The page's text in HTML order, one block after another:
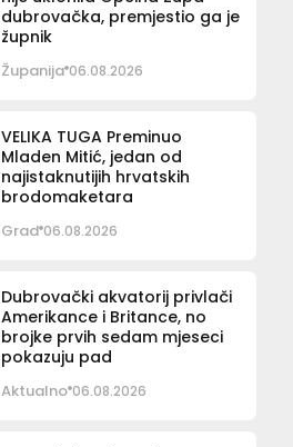
dubrovačka, premjestio ga je
župnik
Županija 06.08.2026
VELIKA TUGA Preminuo
Mladen Mitić, jedan od
najistaknutijih hrvatskih
brodomaketara
Grad 06.08.2026
Dubrovački akvatorij privlači
Amerikance i Britance, no
brojke prvih sedam mjeseci
pokazuju pad
Aktualno 06.08.2026